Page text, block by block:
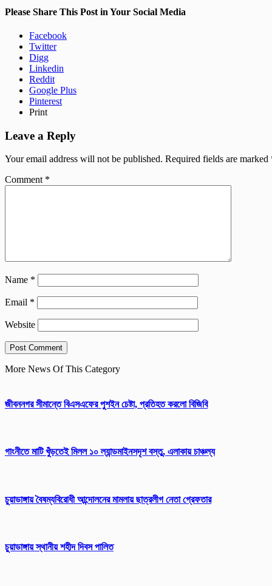
Please Share This Post in Your Social Media
Facebook
Twitter
Digg
Linkedin
Reddit
Google Plus
Pinterest
Print
Leave a Reply
Your email address will not be published. Required fields are marked
Comment *
Name *
Email *
Website
More News Of This Category
জীবননগর সীমান্তে বিএসএফের পুশইন চেষ্টা, প্রতিহত করলো বিজিবি
গাংনীতে মাটি খুঁড়তেই মিলল ১০ ল্যান্ডমাইনসদৃশ বস্তু, এলাকায় চাঞ্চল্য
চুয়াডাঙ্গায় বৈষম্যবিরোধী আন্দোলনের মামলায় ছাত্রলীগ নেতা গ্রেফতার
চুয়াডাঙ্গায় স্থানীয় শহীদ দিবস পা‌লিত